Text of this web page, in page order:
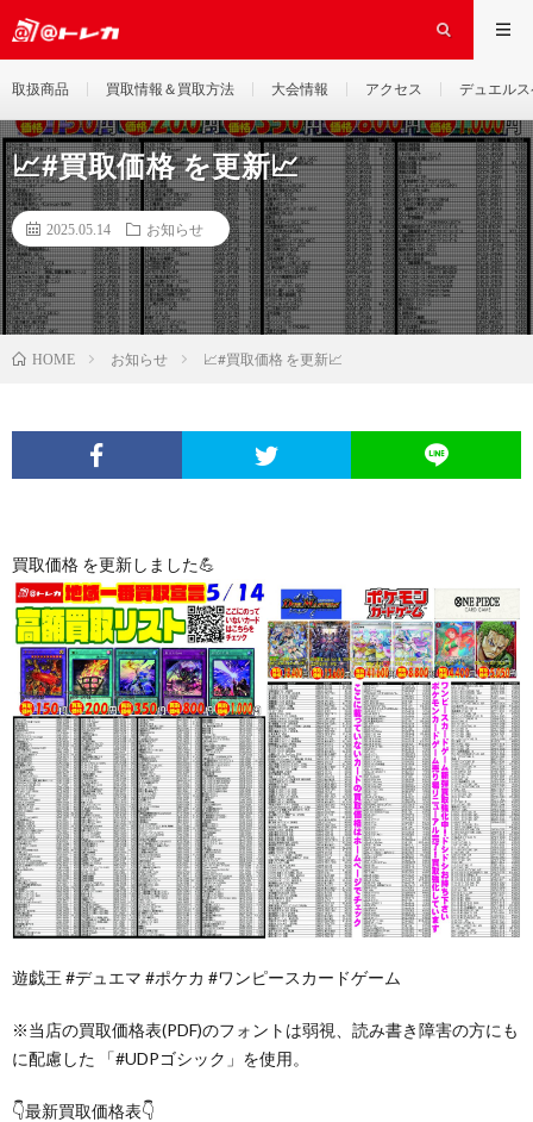
取扱商品 買取情報＆買取方法 大会情報 アクセス デュエル
📈#買取価格 を更新📈
2025.05.14 お知らせ
HOME お知らせ 📈#買取価格 を更新📈
買取価格 を更新しました💪
遊戯王 #デュエマ #ポケカ #ワンピースカードゲーム
※当店の買取価格表(PDF)のフォントは弱視、読み書き障害の方にも
に配慮した 「#UDPゴシック」を使用。
👇最新買取価格表👇